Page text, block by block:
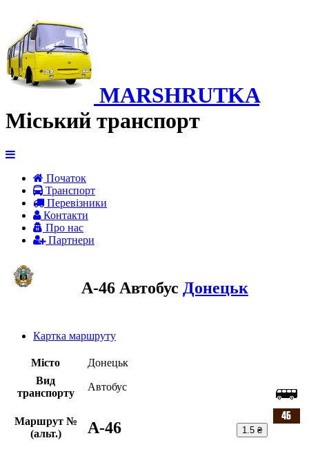
MARSHRUTKA
Міський транспорт
Початок
Транспорт
Перевiзники
Контакти
Про нас
Партнери
A-46 Автобус Донецьк
Картка маршруту
Місто
Донецьк
Вид
транспорту
Автобус
Маршрут №
(альт.)
A-46 1.5 ₴